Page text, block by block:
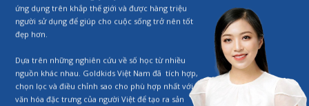
ứng dụng trên khắp thế giới và được hàng triệu
người sử dụng để giúp cho cuộc sống trở nên tốt
đẹp hơn.
Dựa trên những nghiên cứu về số học từ nhiều
nguồn khác nhau. Goldkids Việt Nam đã tích hợp,
chọn lọc và điều chỉnh sao cho phù hợp nhất với
văn hóa đặc trưng của người Việt để tạo ra sản